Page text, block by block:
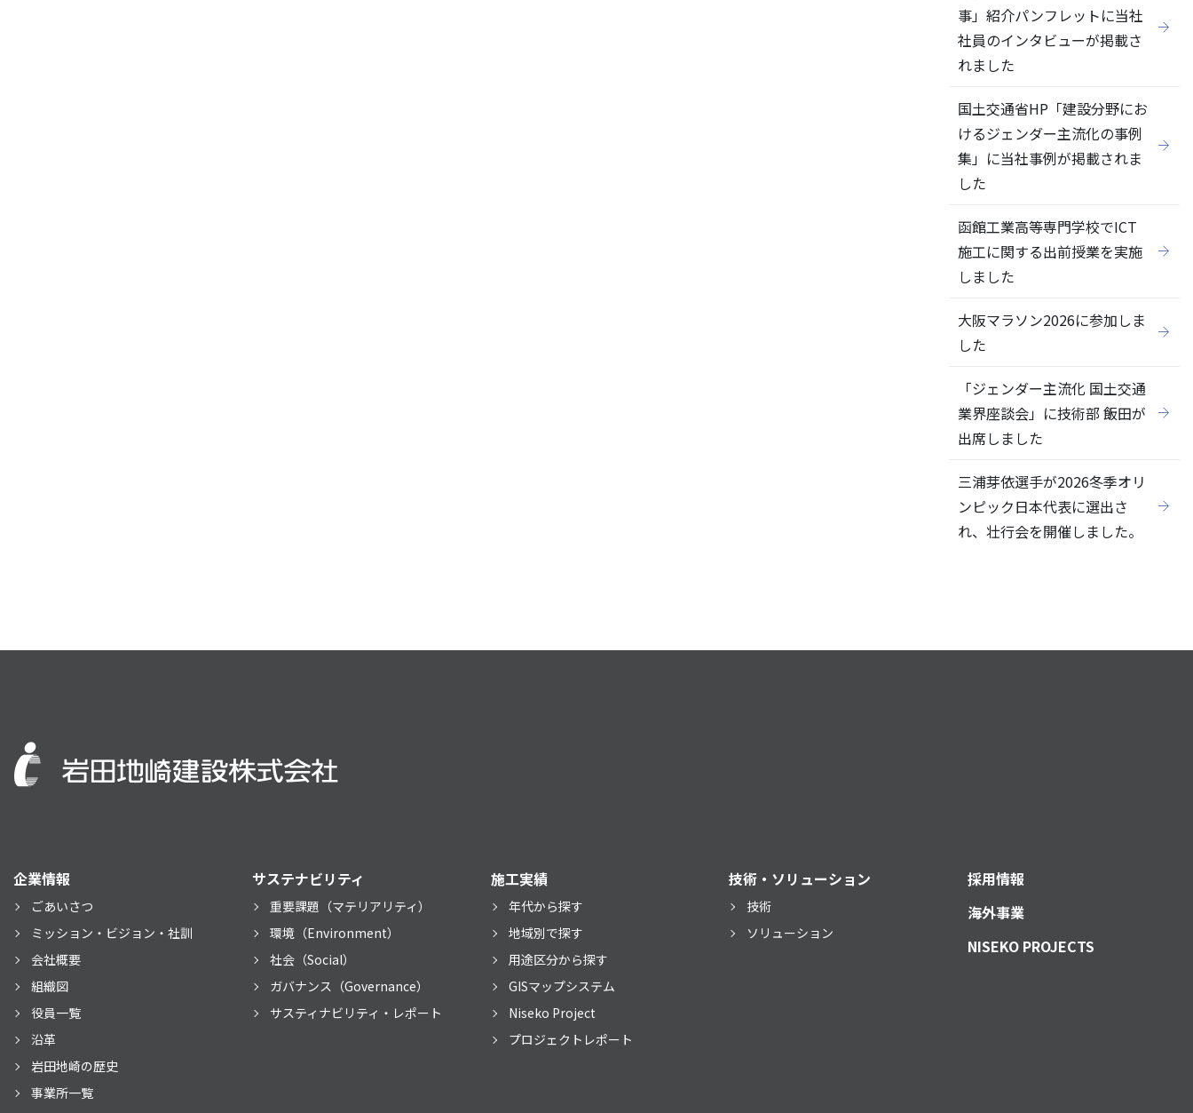
事」紹介パンフレットに当社
社員のインタビューが掲載さ
れました
国土交通省HP「建設分野にお
けるジェンダー主流化の事例
集」に当社事例が掲載されま
した
函館工業高等専門学校でICT
施工に関する出前授業を実施
しました
大阪マラソン2026に参加しま
した
「ジェンダー主流化 国土交通
業界座談会」に技術部 飯田が
出席しました
三浦芽依選手が2026冬季オリ
ンピック日本代表に選出さ
れ、壮行会を開催しました。
企業情報
ごあいさつ
ミッション・ビジョン・社訓
会社概要
組織図
役員一覧
沿革
岩田地崎の歴史
事業所一覧
サステナビリティ
重要課題（マテリアリティ）
環境（Environment）
社会（Social）
ガバナンス（Governance）
サスティナビリティ・レポート
施工実績
年代から探す
地域別で探す
用途区分から探す
GISマップシステム
Niseko Project
プロジェクトレポート
技術・ソリューション
技術
ソリューション
採用情報
海外事業
NISEKO PROJECTS